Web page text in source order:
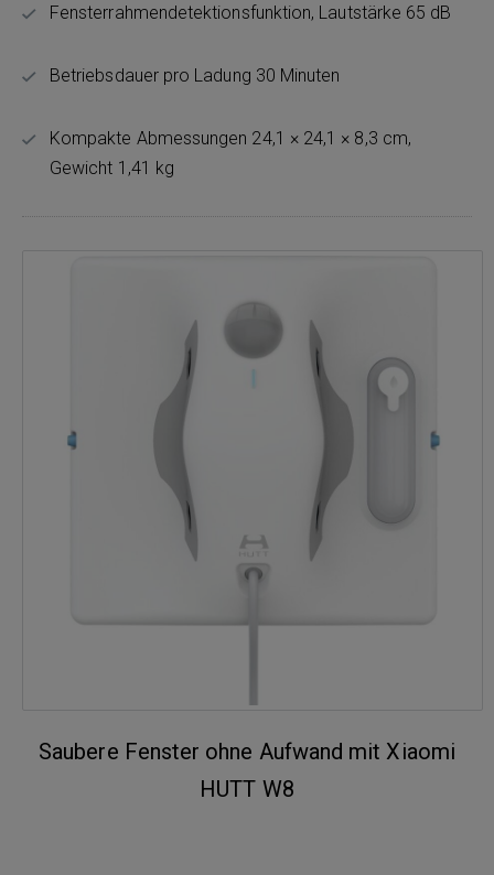
Fensterrahmendetektionsfunktion, Lautstärke 65 dB
Betriebsdauer pro Ladung 30 Minuten
Kompakte Abmessungen 24,1 × 24,1 × 8,3 cm,
Gewicht 1,41 kg
Saubere Fenster ohne Aufwand mit Xiaomi
HUTT W8